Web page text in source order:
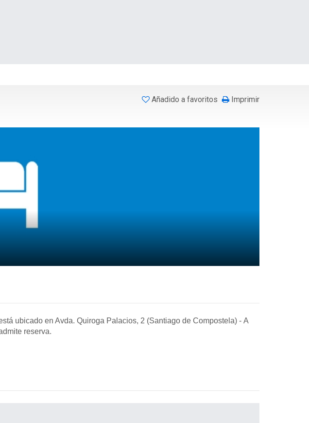
Añadido a favoritos Imprimir
ubicado en Avda. Quiroga Palacios, 2 (Santiago de Compostela) - A
reserva.